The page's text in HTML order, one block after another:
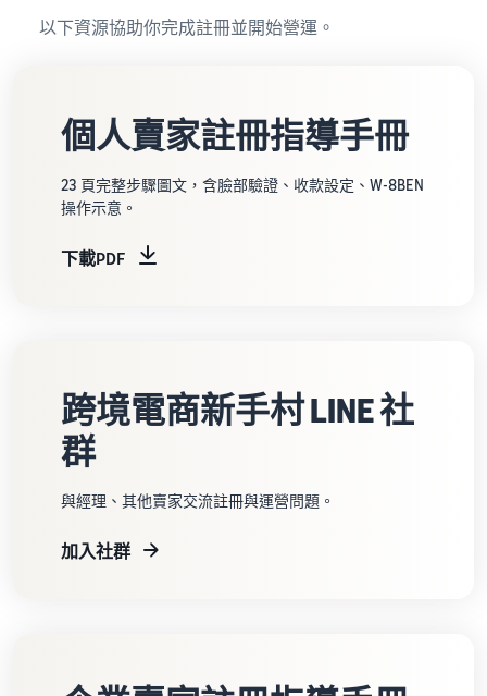
以下資源協助你完成註冊並開始營運。
個人賣家註冊指導手冊
23 頁完整步驟圖文，含臉部驗證、收款設定、W-8BEN
操作示意。
下載PDF
跨境電商新手村 LINE 社
群
與經理、其他賣家交流註冊與運營問題。
加入社群